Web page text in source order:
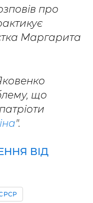
про
Маргарита
що
".
ВІД